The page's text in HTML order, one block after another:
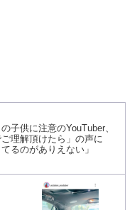
子供に注意のYouTuber、
ご理解頂けたら」の声に
るのがありえない」